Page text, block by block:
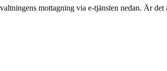
mottagning via e-tjänsten nedan. Är